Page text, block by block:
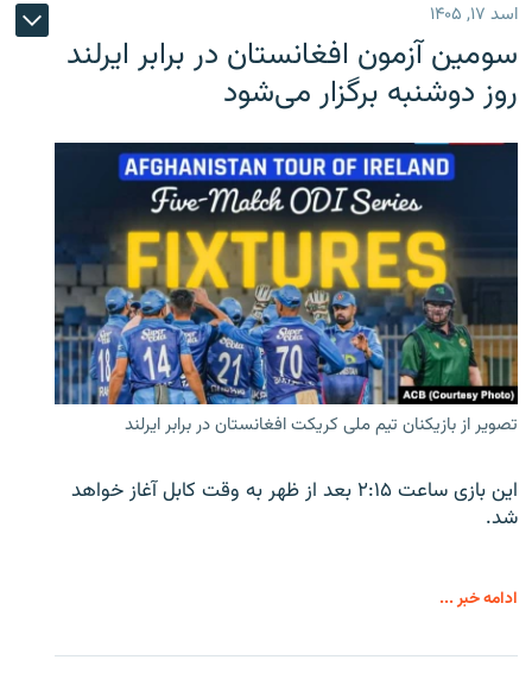
اسد ۱۷, ۱۴۰۵
سومین آزمون افغانستان در برابر ایرلند
روز دوشنبه برگزار می‌شود
تصویر از بازیکنان تیم ملی کریکت افغانستان در برابر ایرلند
این بازی ساعت ۲:۱۵ بعد از ظهر به وقت کابل آغاز خواهد
شد.
ادامه خبر ...